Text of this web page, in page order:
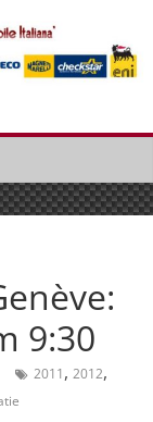
9:30
2011, 2012,